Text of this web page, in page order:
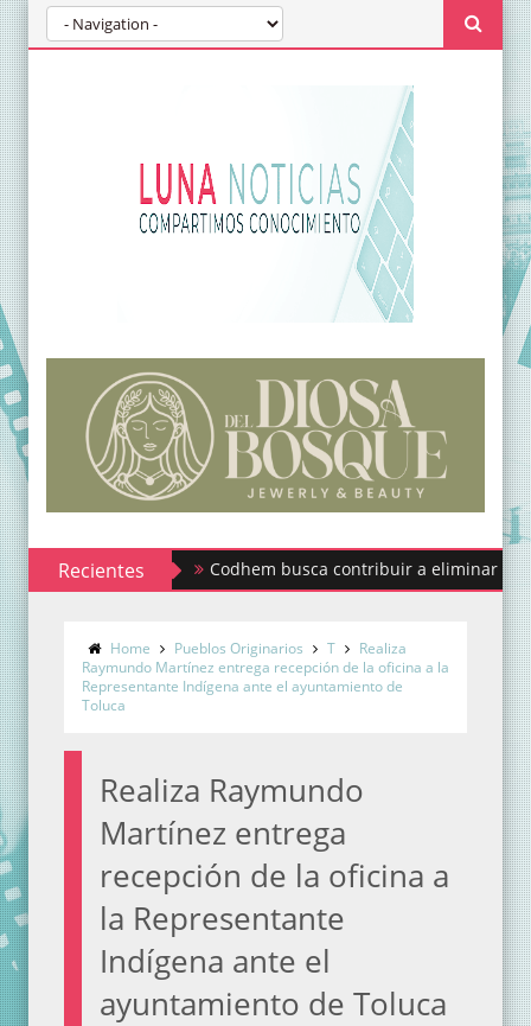
RecientesCodhem busca contribuir a eliminar los estigmas
Home Pueblos Originarios T
Realiza
Raymundo Martínez entrega recepción de la oficina a la
Representante Indígena ante el ayuntamiento de
Toluca
Realiza Raymundo
Martínez entrega
recepción de la oficina a
la Representante
Indígena ante el
ayuntamiento de Toluca